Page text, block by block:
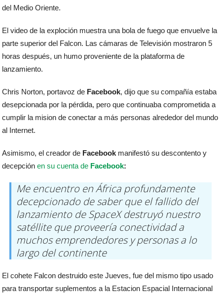
del Medio Oriente.
El video de la exploción muestra una bola de fuego que envuelve la
parte superior del Falcon. Las cámaras de Televisión mostraron 5
horas después, un humo proveniente de la plataforma de
lanzamiento.
Chris Norton, portavoz de Facebook, dijo que su compañía estaba
desepcionada por la pérdida, pero que continuaba comprometida a
cumplir la mision de conectar a más personas alrededor del mundo
al Internet.
Asimismo, el creador de Facebook manifestó su descontento y
decepciónen su cuenta de Facebook:
Me encuentro en África profundamente
decepcionado de saber que el fallido del
lanzamiento de SpaceX destruyó nuestro
satéllite que proveería conectividad a
muchos emprendedores y personas a lo
largo del continente
El cohete Falcon destruido este Jueves, fue del mismo tipo usado
para transportar suplementos a la Estacion Espacial Internacional